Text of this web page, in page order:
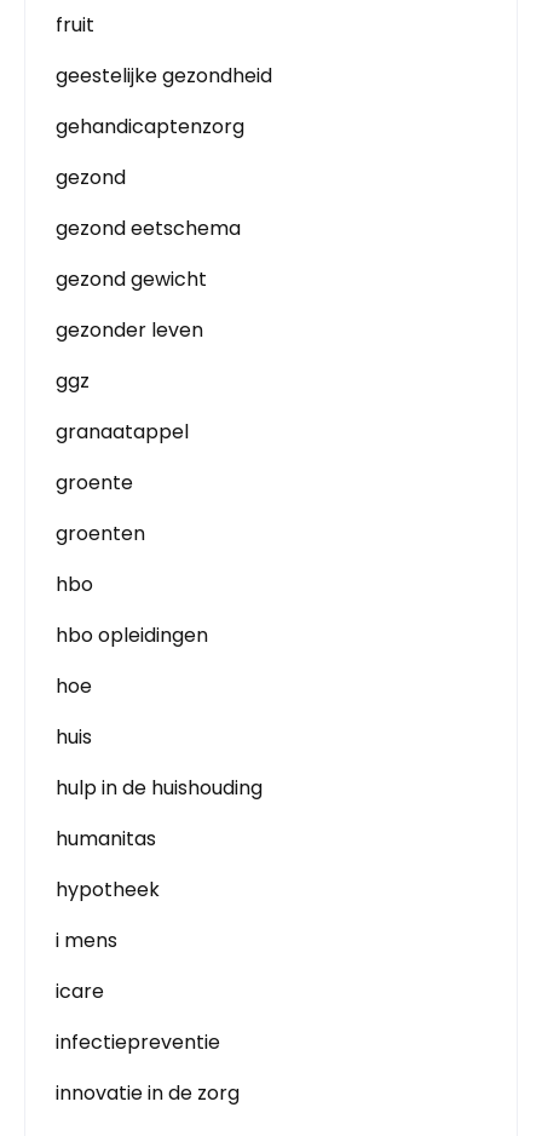
fruit
geestelijke gezondheid
gehandicaptenzorg
gezond
gezond eetschema
gezond gewicht
gezonder leven
ggz
granaatappel
groente
groenten
hbo
hbo opleidingen
hoe
huis
hulp in de huishouding
humanitas
hypotheek
i mens
icare
infectiepreventie
innovatie in de zorg